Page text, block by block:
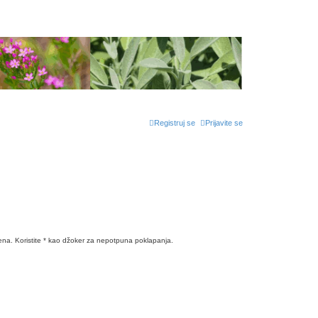
Prijavite se
Registruj se
Koristite * kao džoker za nepotpuna poklapanja.